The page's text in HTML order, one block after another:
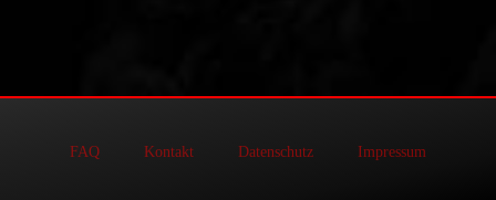
FAQ Kontakt Datenschutz Impressum